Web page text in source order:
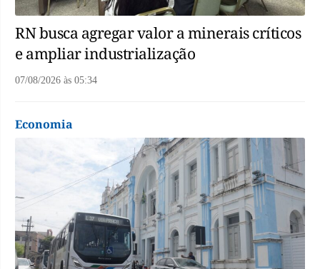
RN busca agregar valor a minerais críticos
e ampliar industrialização
07/08/2026 às 05:34
Economia